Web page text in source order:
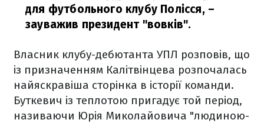
для футбольного клубу Полісся, –
зауважив президент "вовків".
Власник клубу-дебютанта УПЛ розповів, що
із призначенням Калітвінцева розпочалась
найяскравіша сторінка в історії команди.
Буткевич із теплотою пригадує той період,
називаючи Юрія Миколайовича "людиною-